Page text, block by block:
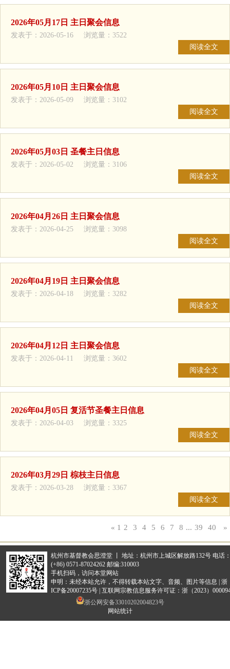
2026年05月17日 主日聚会信息
发表于：2026-05-16 浏览量：3522
阅读全文
2026年05月10日 主日聚会信息
发表于：2026-05-09 浏览量：3102
阅读全文
2026年05月03日 圣餐主日信息
发表于：2026-05-02 浏览量：3106
阅读全文
2026年04月26日 主日聚会信息
发表于：2026-04-25 浏览量：3098
阅读全文
2026年04月19日 主日聚会信息
发表于：2026-04-18 浏览量：3282
阅读全文
2026年04月12日 主日聚会信息
发表于：2026-04-11 浏览量：3602
阅读全文
2026年04月05日 复活节圣餐主日信息
发表于：2026-04-03 浏览量：3325
阅读全文
2026年03月29日 棕枝主日信息
发表于：2026-03-28 浏览量：3367
阅读全文
« 1 2 3 4 5 6 7 8 ... 39 40 »
杭州市基督教会思澄堂 丨 地址：杭州市上城区解放路132号 电话
(+86) 0571-87024262 邮编:310003
手机扫码，访问本堂网站
申明：未经本站允许，不得转载本站文字、音频、图片等信息 | 浙
ICP备20007235号 | 互联网宗教信息服务许可证：浙（2023）
浙公网安备33010202004823号
网站统计